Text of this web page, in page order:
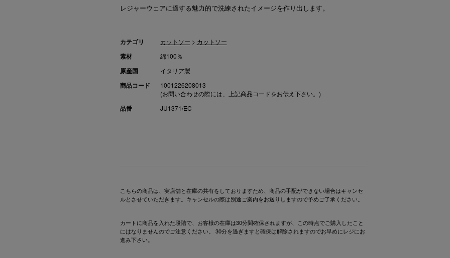
レジャーウェアに適する魅力的で洗練されたイメージを作り出します。
カテゴリ カットソー > カットソー
素材 綿100％
原産国 イタリア製
商品コード
1001226208013
(お問い合わせの際には、上記商品コードをお伝え下さい。)
品番 JU1371/EC
こちらの商品は、実店舗と在庫の共有をしておりますため、商品の手配ができない場合はキャンセ
ルとさせていただきます。キャンセルの際は別途ご案内をお送りしますので予めご了承ください。
カートに商品を入れた段階で、お客様の在庫は30分間確保されますが、この時点でご購入したこと
にはなりませんのでご注意ください。 30分を過ぎますと確保は解除されますのでお早めにレジにお
進み下さい。